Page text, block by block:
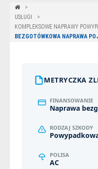
USŁUGI
KOMPLEKSOWE NAPRAWY
METRYCZKA
FINANSOWANIE
Naprawa
RODZAJ SZKODY
POLISA
AC